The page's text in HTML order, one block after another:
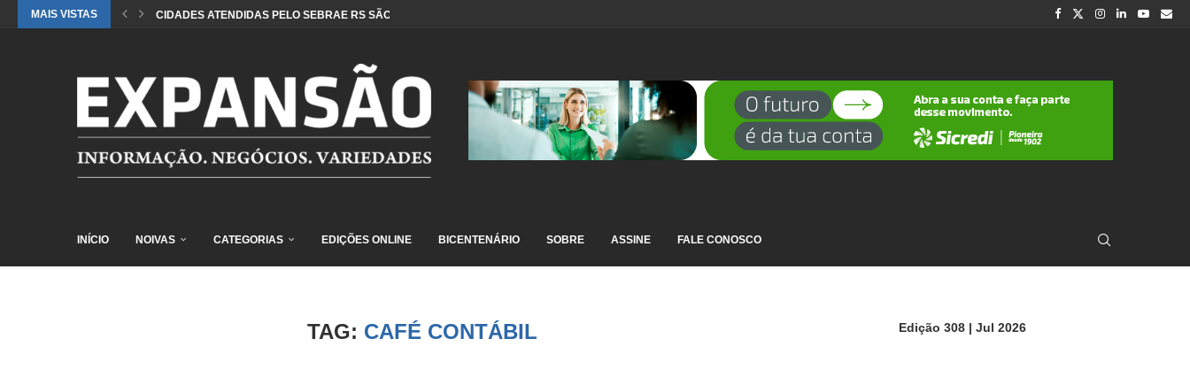
MAIS VISTAS CIDADES ATENDIDAS PELO SEBRAE RS SÃO DESTAQUE EM RANKING NACIONAL...
INÍCIO NOIVAS CATEGORIAS EDIÇÕES ONLINE BICENTENÁRIO SOBRE ASSINE FALE CONOSCO
TAG: CAFÉ CONTÁBIL Edição 308 | Jul 2026